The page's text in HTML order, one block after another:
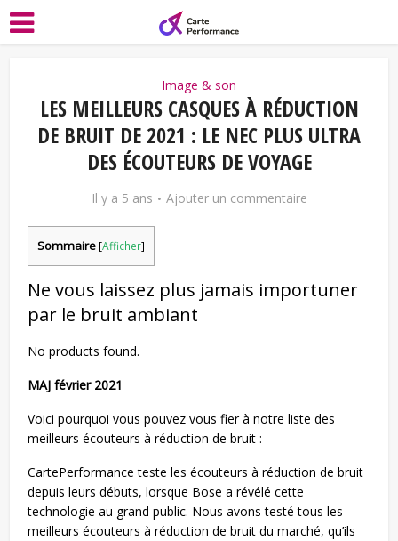
Image & son
LES MEILLEURS CASQUES À RÉDUCTION
DE BRUIT DE 2021 : LE NEC PLUS ULTRA
DES ÉCOUTEURS DE VOYAGE
Il y a 5 ans Ajouter un commentaire
Sommaire [Afficher]
Ne vous laissez plus jamais importuner
par le bruit ambiant
No products found.
MAJ février 2021
Voici pourquoi vous pouvez vous fier à notre liste des
meilleurs écouteurs à réduction de bruit :
CartePerformance teste les écouteurs à réduction de bruit
depuis leurs débuts, lorsque Bose a révélé cette
technologie au grand public. Nous avons testé tous les
meilleurs écouteurs à réduction de bruit du marché, qu’ils